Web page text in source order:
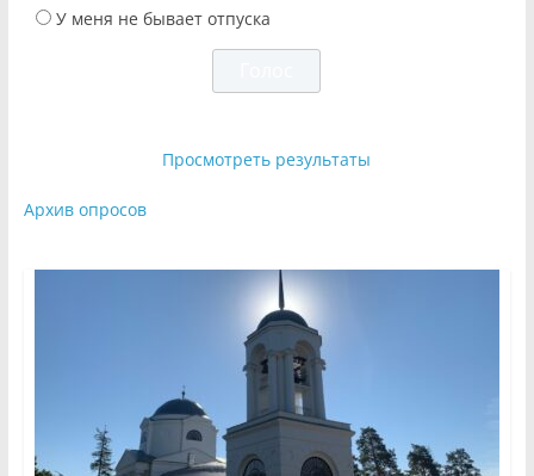
У меня не бывает отпуска
Просмотреть результаты
Архив опросов